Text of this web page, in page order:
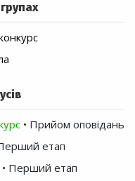
• Прийом оповідань
етап
• Перший етап